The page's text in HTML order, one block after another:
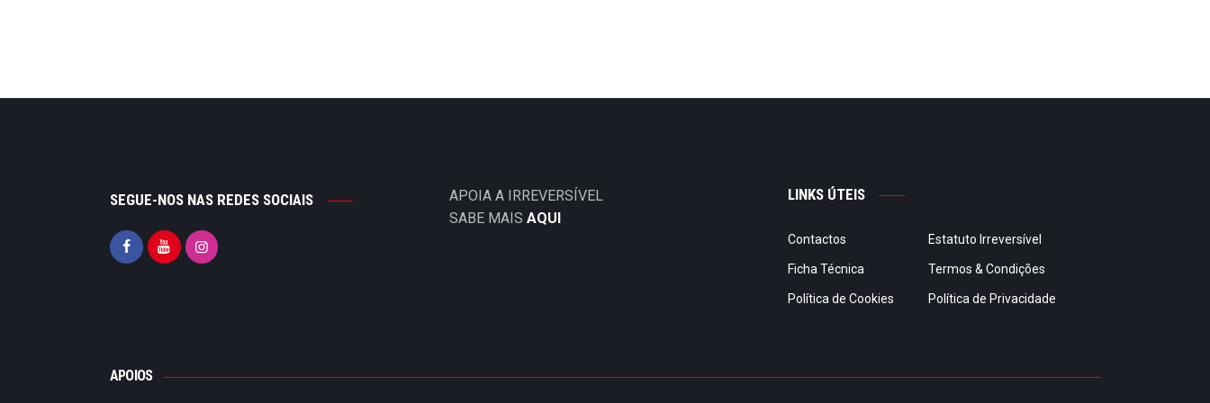
SEGUE-NOS NAS REDES SOCIAIS
APOIA A IRREVERSÍVEL
SABE MAIS AQUI
LINKS ÚTEIS
Contactos Estatuto Irreversível
Ficha Técnica Termos & Condições
Política de Cookies Política de Privacidade
APOIOS